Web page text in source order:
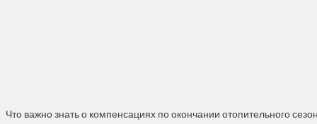
Что важно знать о компенсациях по окончании отопительного